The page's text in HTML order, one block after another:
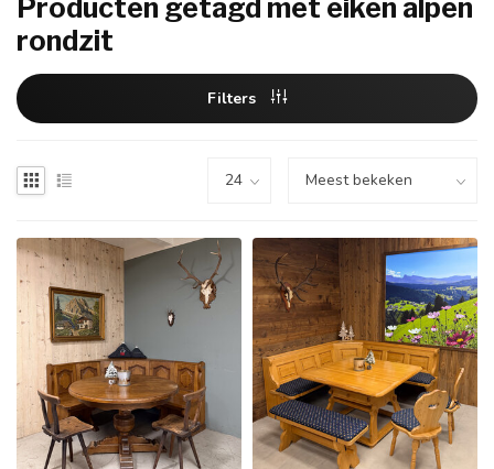
Producten getagd met eiken alpen
rondzit
Filters